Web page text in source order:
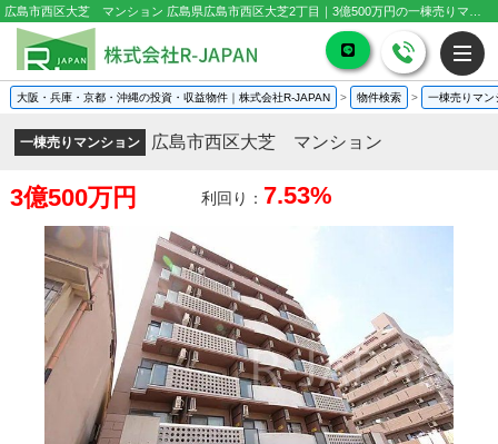
大阪・兵庫・京都・沖縄の投資・収益物件｜株式会社R-JAPAN > 物件検索 > 一棟売りマン
一棟売りマンション 広島市西区大芝 マンション
3億500万円 利回り： 7.53%